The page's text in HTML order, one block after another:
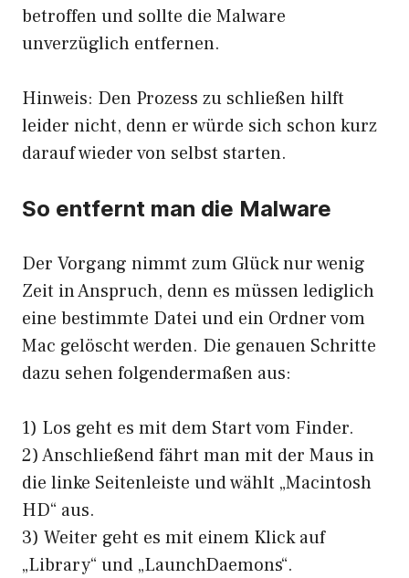
betroffen und sollte die Malware
unverzüglich entfernen.
Hinweis: Den Prozess zu schließen hilft
leider nicht, denn er würde sich schon kurz
darauf wieder von selbst starten.
So entfernt man die Malware
Der Vorgang nimmt zum Glück nur wenig
Zeit in Anspruch, denn es müssen lediglich
eine bestimmte Datei und ein Ordner vom
Mac gelöscht werden. Die genauen Schritte
dazu sehen folgendermaßen aus:
1) Los geht es mit dem Start vom Finder.
2) Anschließend fährt man mit der Maus in
die linke Seitenleiste und wählt „Macintosh
HD“ aus.
3) Weiter geht es mit einem Klick auf
„Library“ und „LaunchDaemons“.